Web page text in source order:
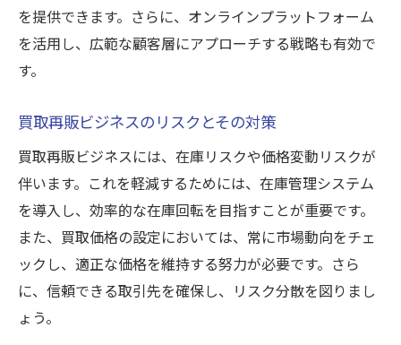
を提供できます。さらに、オンラインプラットフォーム
を活用し、広範な顧客層にアプローチする戦略も有効で
す。
買取再販ビジネスのリスクとその対策
買取再販ビジネスには、在庫リスクや価格変動リスクが
伴います。これを軽減するためには、在庫管理システム
を導入し、効率的な在庫回転を目指すことが重要です。
また、買取価格の設定においては、常に市場動向をチェ
ックし、適正な価格を維持する努力が必要です。さら
に、信頼できる取引先を確保し、リスク分散を図りまし
ょう。